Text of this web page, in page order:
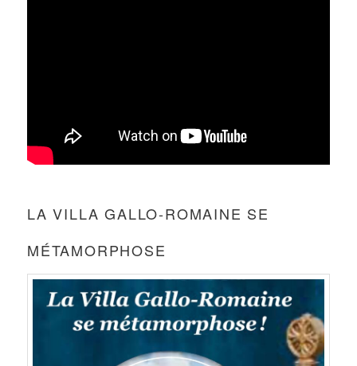
LA VILLA GALLO-ROMAINE SE
MÉTAMORPHOSE